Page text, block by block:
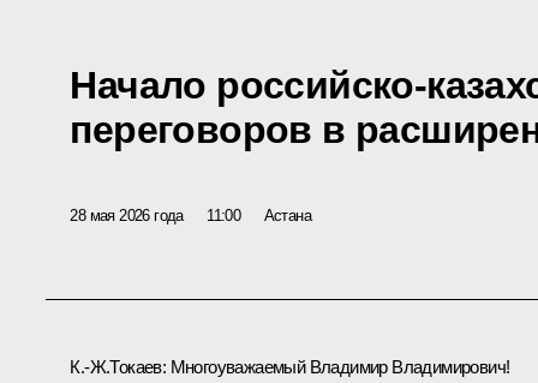
Начало российско-
переговоров в
28 мая 2026 года 11:00 Астана
К.-Ж.Токаев: Многоуважаемый Владимир Владимирович!